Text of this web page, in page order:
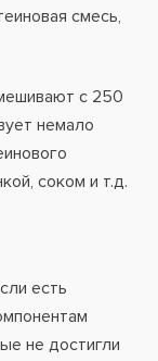
смесь,
с 250
немало
соком и т.д.
есть
не достигли